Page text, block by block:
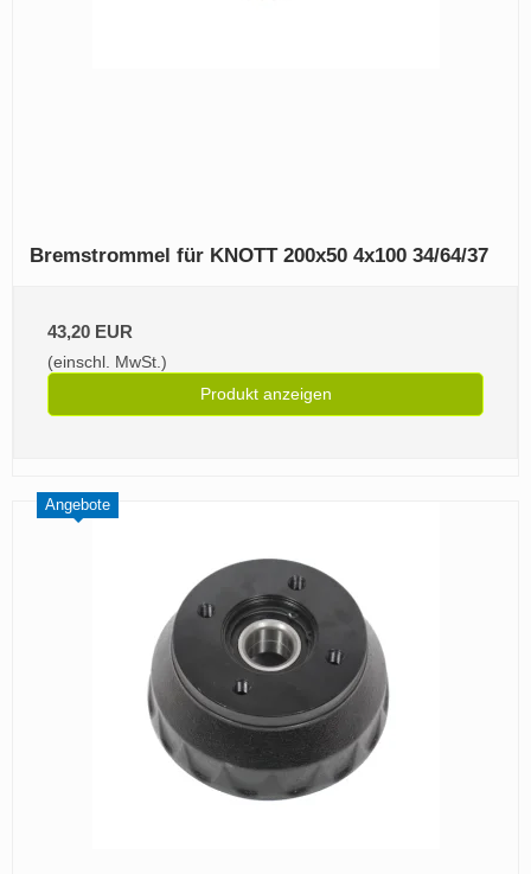
Bremstrommel für KNOTT 200x50 4x100 34/64/37
43,20 EUR
(einschl. MwSt.)
Produkt anzeigen
Angebote